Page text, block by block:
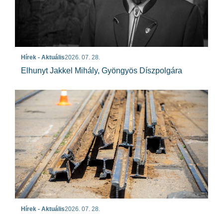
Hírek - Aktuális2026. 07. 28.
Elhunyt Jakkel Mihály, Gyöngyös Díszpolgára
Hírek - Aktuális2026. 07. 28.